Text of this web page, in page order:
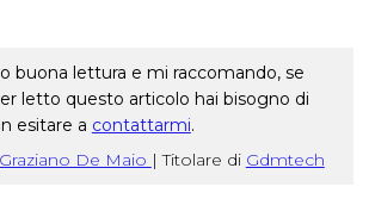
buona lettura e mi raccomando, se
letto questo articolo hai bisogno di
esitare a contattarmi.
Graziano De Maio | Titolare di Gdmtech